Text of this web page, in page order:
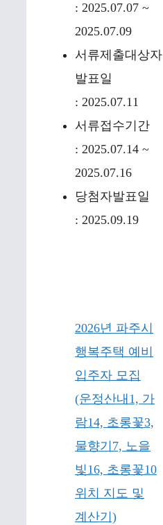
: 2025.07.07 ~
2025.07.09
서류제출대상자
발표일
: 2025.07.11
서류접수기간
: 2025.07.14 ~
2025.07.16
당첨자발표일
: 2025.09.19
2026년 파주시
행복주택 예비
입주자 모집
(운정산내1, 가
람14, 초롱꽃3,
물향기7, 노을
빛16, 초롱꽃10
위치 지도 및
계산기)